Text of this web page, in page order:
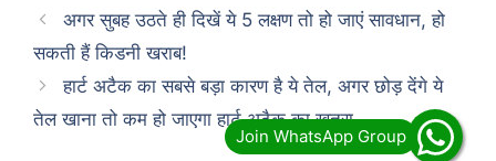
अगर सुबह उठते ही दिखें ये 5 लक्षण तो हो जाएं सावधान, हो
सकती हैं किडनी खराब!
हार्ट अटैक का सबसे बड़ा कारण है ये तेल, अगर छोड़ देंगे ये
तेल खाना तो कम हो जाएगा हार्ट अटैक का खतरा…